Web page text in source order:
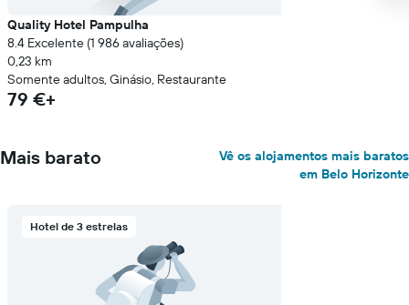
Quality Hotel Pampulha
8.4 Excelente (1 986 avaliações)
0,23 km
Somente adultos, Ginásio, Restaurante
79 €+
Mais barato
Vê os alojamentos mais baratos
em Belo Horizonte
Hotel de 3 estrelas